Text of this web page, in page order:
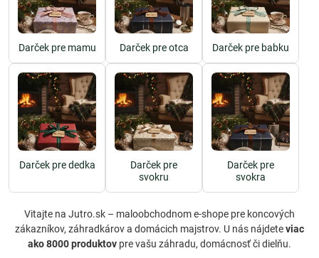
Darček pre mamu Darček pre otca Darček pre babku
Darček pre dedka
Darček pre
svokru
Darček pre
svokra
Vitajte na Jutro.sk – maloobchodnom e-shope pre koncových
zákazníkov, záhradkárov a domácich majstrov. U nás nájdeteviac
ako 8000 produktov pre vašu záhradu, domácnosť či dielňu.